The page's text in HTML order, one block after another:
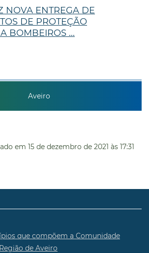
NOVA ENTREGA DE
DE PROTEÇÃO
BOMBEIROS ...
Aveiro
em 15 de dezembro de 2021 às 17:31
que compõem a Comunidade
de Aveiro